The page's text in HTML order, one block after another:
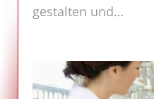
gestalten und…